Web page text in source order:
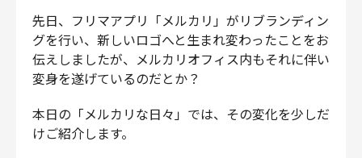
人事
セキュリティ・プライバシー
募集中の求人一覧
先日、フリマアプリ「メルカリ」がリブランディン
グを行い、新しいロゴへと生まれ変わったことをお
伝えしましたが、メルカリオフィス内もそれに伴い
変身を遂げているのだとか？
本日の「メルカリな日々」では、その変化を少しだ
けご紹介します。